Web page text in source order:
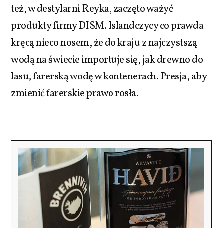
też, w destylarni Reyka, zaczęto ważyć
produkty firmy DISM. Islandczycy co prawda
kręcą nieco nosem, że do kraju z najczystszą
wodą na świecie importuje się, jak drewno do
lasu, farerską wodę w kontenerach. Presja, aby
zmienić farerskie prawo rosła.